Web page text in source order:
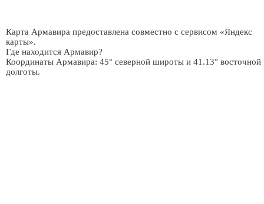
Карта Армавира предоставлена совместно с сервисом «Яндекс
карты».
Где находится Армавир?
Координаты Армавира: 45° северной широты и 41.13° восточной
долготы.